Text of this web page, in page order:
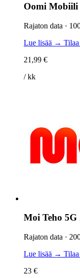
Oomi Mobiili
Rajaton data ·
Lue lisää →
21,99 €
/ kk
Moi Teho 5G
Rajaton data ·
Lue lisää →
23 €